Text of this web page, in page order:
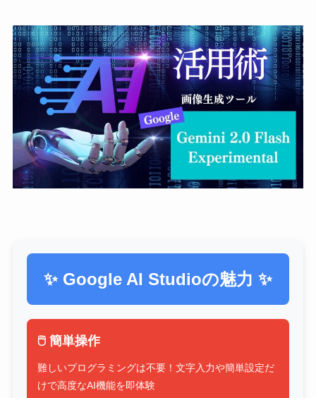
✨ Google AI Studioの魅力 ✨
🖱️ 簡単操作
難しいプログラミングは不要！文字入力や簡単設定だ
けで高度なAI機能を即体験